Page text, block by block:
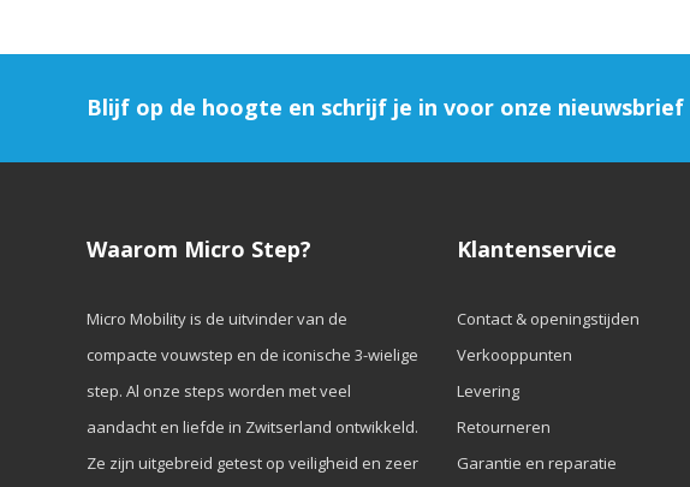
Blijf op de hoogte en schrijf je in voor onze nieuwsbrief
Waarom Micro Step?
Micro Mobility is de uitvinder van de
compacte vouwstep en de iconische 3-wielige
step. Al onze steps worden met veel
aandacht en liefde in Zwitserland ontwikkeld.
Ze zijn uitgebreid getest op veiligheid en zeer
Klantenservice
Contact & openingstijden
Verkooppunten
Levering
Retourneren
Garantie en reparatie